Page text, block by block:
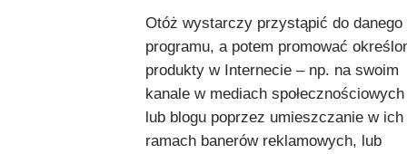
Otóż wystarczy przystąpić do danego
programu, a potem promować
produkty w Internecie – np. na swoim
kanale w mediach społecznościowych
lub blogu poprzez umieszczanie w ich
ramach banerów reklamowych, lub